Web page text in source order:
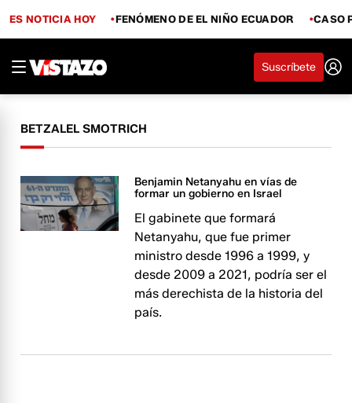
ES NOTICIA HOY FENÓMENO DE EL NIÑO ECUADOR CASO
Suscríbete
BETZALEL SMOTRICH
Benjamin Netanyahu en vías de
formar un gobierno en Israel
El gabinete que formará
Netanyahu, que fue primer
ministro desde 1996 a 1999, y
desde 2009 a 2021, podría ser el
más derechista de la historia del
país.